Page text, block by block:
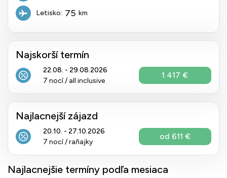
Letisko: 75 km
Najskorší termín
22.08. - 29.08.2026
7 nocí / all inclusive
1 417 €
Najlacnejší zájazd
20.10. - 27.10.2026
7 nocí / raňajky
od 611 €
Najlacnejšie termíny podľa mesiaca